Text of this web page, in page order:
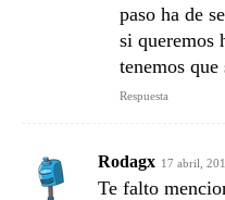
paso ha de
si queremos
tenemos
Respuesta
Rodagx 17 abril,
Te falto